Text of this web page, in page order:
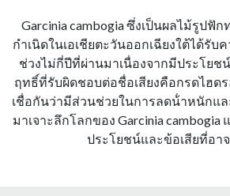
Garcinia cambogia ซึ่งเป็นผลไม้รูปฟั
กําเนิดในเอเชียตะวันออกเฉียงใต้ได้รั
ช่วงไม่กี่ปีที่ผ่านมาเนื่องจากมีประโยช
ฤทธิ์ที่รับผิดชอบต่อชื่อเสียงคือกรดไฮด
เชื่อกันว่ามีส่วนช่วยในการลดน้ําหนักแ
มาเจาะลึกโลกของ Garcinia cambogia
ประโยชน์และข้อเสียที่อา